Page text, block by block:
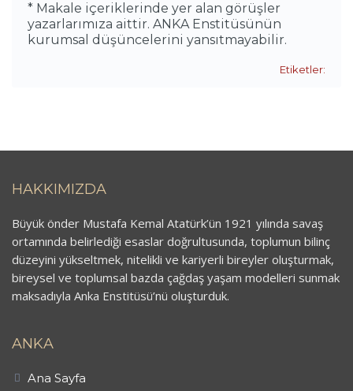
* Makale içeriklerinde yer alan görüşler
yazarlarımıza aittir. ANKA Enstitüsünün
kurumsal düşüncelerini yansıtmayabilir.
Etiketler:
HAKKIMIZDA
Büyük önder Mustafa Kemal Atatürk’ün 1921 yılında savaş
ortamında belirlediği esaslar doğrultusunda, toplumun bilinç
düzeyini yükseltmek, nitelikli ve kariyerli bireyler oluşturmak,
bireysel ve toplumsal bazda çağdaş yaşam modelleri sunmak
maksadıyla Anka Enstitüsü’nü oluşturduk.
ANKA
Ana Sayfa